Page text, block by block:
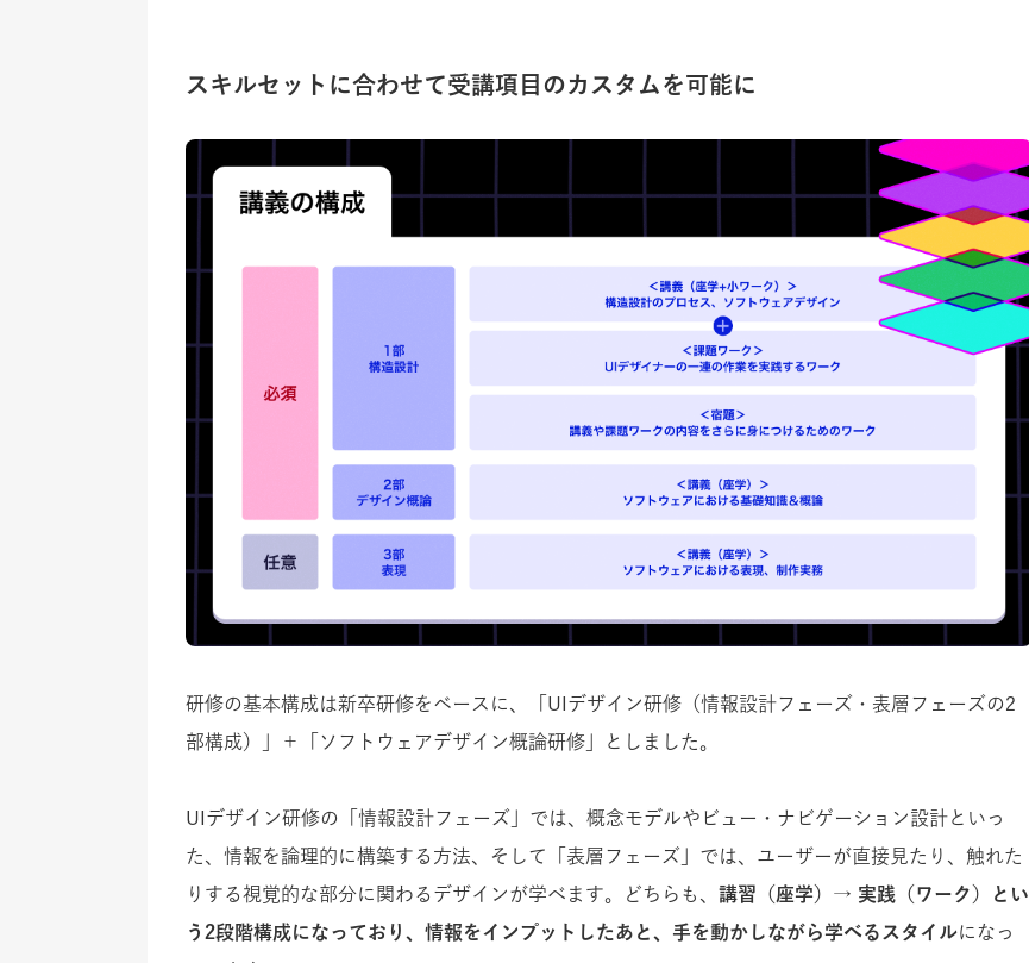
スキルセットに合わせて受講項目のカスタムを可能に
研修の基本構成は新卒研修をベースに、
「UIデザイン研修（情報設計フェーズ・表層フェーズの2
部構成）」＋「ソフトウェアデザイン概論研修」
としました。
UIデザイン研修の「情報設計フェーズ」では、概念モデルやビュー・ナビゲーション設計といっ
た、情報を論理的に構築する方法 、そして
表層フェーズ」では、ユーザーが直接見たり、触れた
りする視覚的な部分に関わるデザインが学べます。
どちらも、 講習（座学）→ 実践（ワーク）とい
う2段階構成になっており、情報をインプットしたあと、手を動かしながら学べるスタイルになっ